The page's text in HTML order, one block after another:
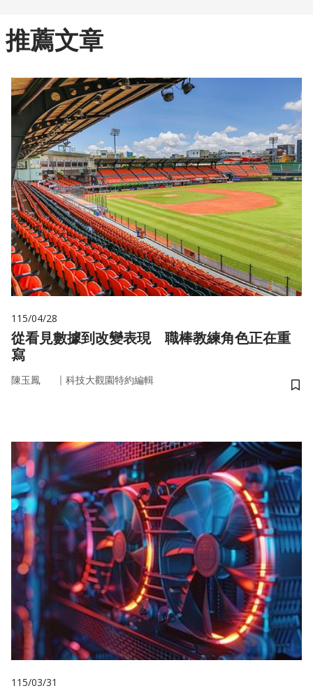
推薦文章
115/04/28
從看見數據到改變表現 職棒教練角色正在重
寫
陳玉鳳 ｜ 科技大觀園特約編輯
儲
115/03/31